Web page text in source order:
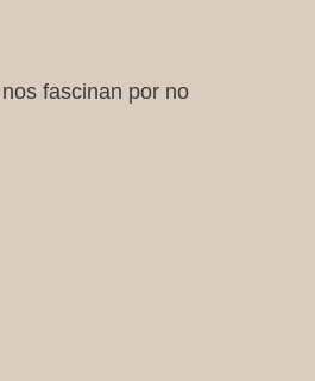
fascinan por no